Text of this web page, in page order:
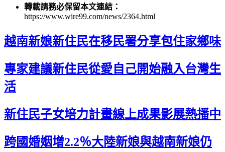
轉載請務必保留本文連結：
https://www.wire99.com/news/2364.html
越南新娘新住民在移民署分享包住家鄉味
專家建議新住民從愛自己開始融入台灣生
活
新住民子女培力計畫線上成果影展熱播中
跨國婚姻增2.2％大陸新娘與越南新娘仍